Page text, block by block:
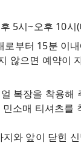
5시~오후 10시
로부터 15분 이
않으면 예약이
복장을 착용해
소매 티셔츠를
와 앞이 닫힌